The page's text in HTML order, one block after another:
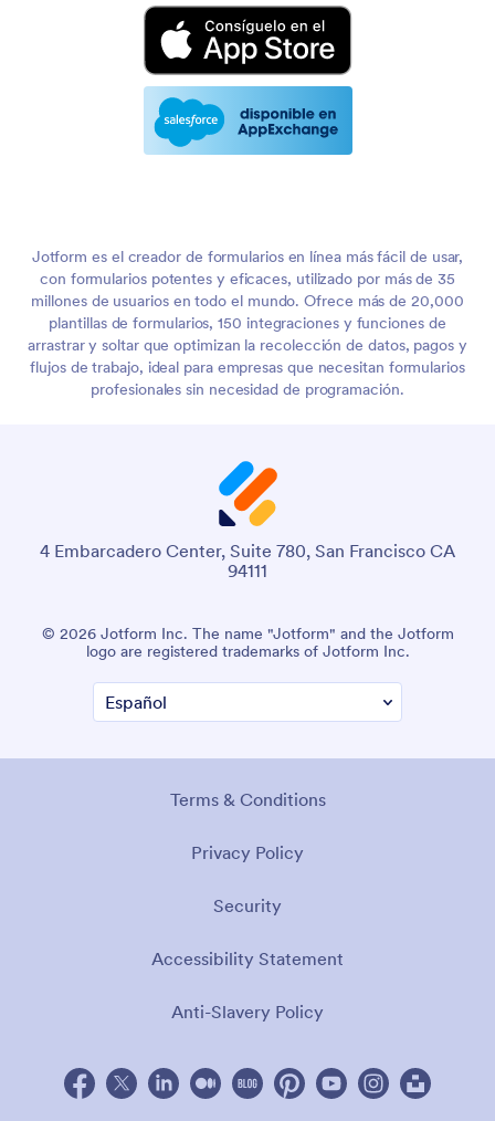
Jotform es el creador de formularios en línea más fácil de usar,
con formularios potentes y eficaces, utilizado por más de 35
millones de usuarios en todo el mundo. Ofrece más de 20,000
plantillas de formularios, 150 integraciones y funciones de
arrastrar y soltar que optimizan la recolección de datos, pagos y
flujos de trabajo, ideal para empresas que necesitan formularios
profesionales sin necesidad de programación.
4 Embarcadero Center, Suite 780, San Francisco CA
94111
© 2026 Jotform Inc. The name "Jotform" and the Jotform
logo are registered trademarks of Jotform Inc.
Terms & Conditions
Privacy Policy
Security
Accessibility Statement
Anti-Slavery Policy